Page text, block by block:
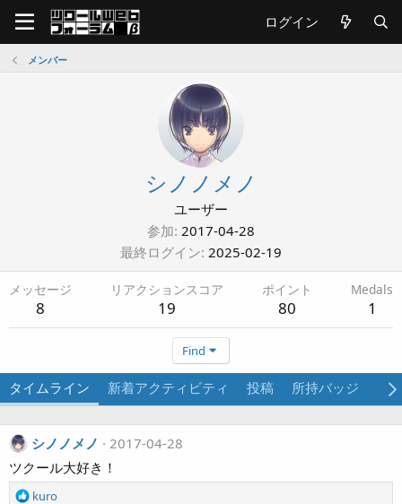
ログイン
メンバー
シノノメノ
ユーザー
参加 2017-04-28
最終ログイン 2025-02-19
メッセージ
8
リアクションスコア
19
ポイント
80
Medals
1
Find
タイムライン 新着アクティビティ 投稿 所持バッジ プ
シノノメノ
2017-04-28
ツクール大好き！
R
kuro